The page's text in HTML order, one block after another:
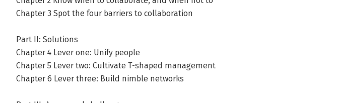
Chapter 3 Spot the four barriers to collaboration
Part II: Solutions
Chapter 4 Lever one: Unify people
Chapter 5 Lever two: Cultivate T-shaped management
Chapter 6 Lever three: Build nimble networks